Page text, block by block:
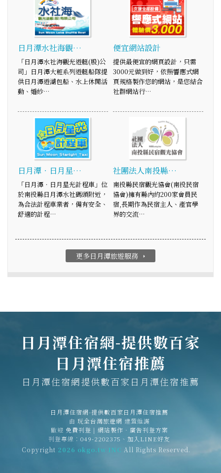
日月潭水社海觀…
「日月潭水社海觀光遊艇(股)公
司」日月潭大粧系列遊艇船隊提
供日月潭遊湖包船、水上休閒活
動、婚紗…
便宜網站設計
提供最便宜的網頁設計，只需
3000元做到好，依照響應式網
頁規格製作您的網站，是您結合
社群網站行…
日月潭‧日月星…
「日月潭‧日月星光計程車」位
於南投縣日月潭水社碼頭附近，
為合法計程車業者，備有安全、
舒適的計程…
社團法人南投縣…
南投縣民宿觀光協會(南投民宿
協會)擁有縣內約200家會員民
宿,長期作為民宿主人、產官學
界的交流…
更多日月潭旅遊服務 arrow_right
日月潭住宿網-提供數百家
日月潭住宿推薦
日月潭住宿網提供數百家日月潭住宿推薦
日月潭住宿網-提供數百家日月潭住宿推薦
由 玩全台灣旅遊網 建置維護
歡迎 免費刊登 | 網站製作‧廣告刊登方案
刊登專線： 049-2202375 、 加入LINE好友
Copyright 2026 okgo.tw INC All Rights Reserved.